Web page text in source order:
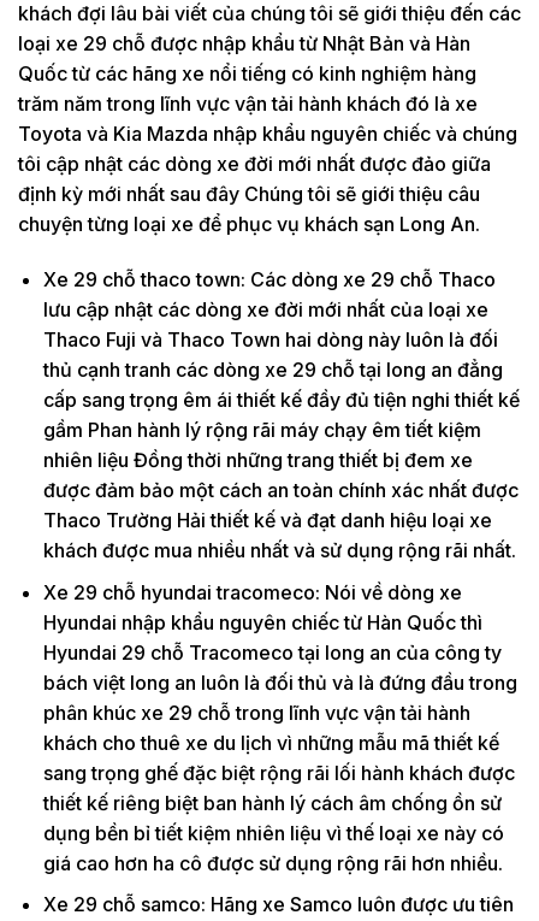
khách đợi lâu bài viết của chúng tôi sẽ giới thiệu đến các
loại xe 29 chỗ được nhập khẩu từ Nhật Bản và Hàn
Quốc từ các hãng xe nổi tiếng có kinh nghiệm hàng
trăm năm trong lĩnh vực vận tải hành khách đó là xe
Toyota và Kia Mazda nhập khẩu nguyên chiếc và chúng
tôi cập nhật các dòng xe đời mới nhất được đảo giữa
định kỳ mới nhất sau đây Chúng tôi sẽ giới thiệu câu
chuyện từng loại xe để phục vụ khách sạn Long An.
Xe 29 chỗ thaco town: Các dòng xe 29 chỗ Thaco
lưu cập nhật các dòng xe đời mới nhất của loại xe
Thaco Fuji và Thaco Town hai dòng này luôn là đối
thủ cạnh tranh các dòng xe 29 chỗ tại long an đẳng
cấp sang trọng êm ái thiết kế đầy đủ tiện nghi thiết kế
gầm Phan hành lý rộng rãi máy chạy êm tiết kiệm
nhiên liệu Đồng thời những trang thiết bị đem xe
được đảm bảo một cách an toàn chính xác nhất được
Thaco Trường Hải thiết kế và đạt danh hiệu loại xe
khách được mua nhiều nhất và sử dụng rộng rãi nhất.
Xe 29 chỗ hyundai tracomeco: Nói về dòng xe
Hyundai nhập khẩu nguyên chiếc từ Hàn Quốc thì
Hyundai 29 chỗ Tracomeco tại long an của công ty
bách việt long an luôn là đối thủ và là đứng đầu trong
phân khúc xe 29 chỗ trong lĩnh vực vận tải hành
khách cho thuê xe du lịch vì những mẫu mã thiết kế
sang trọng ghế đặc biệt rộng rãi lối hành khách được
thiết kế riêng biệt ban hành lý cách âm chống ồn sử
dụng bền bỉ tiết kiệm nhiên liệu vì thế loại xe này có
giá cao hơn ha cô được sử dụng rộng rãi hơn nhiều.
Xe 29 chỗ samco: Hãng xe Samco luôn được ưu tiên